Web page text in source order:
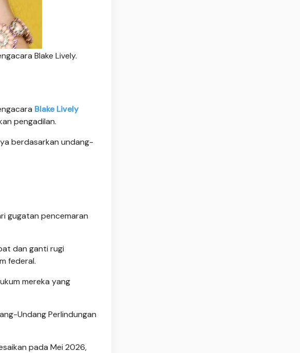
Blake Lively.
Blake Lively
pengadilan.
berdasarkan undang-
gugatan pencemaran
dan ganti rugi
federal.
mereka yang
Undang Perlindungan
pada Mei 2026,